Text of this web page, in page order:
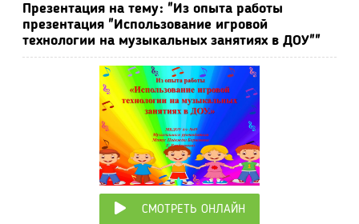
Презентация на тему: "Из опыта работы
презентация "Использование игровой
технологии на музыкальных занятиях в ДОУ""
СМОТРЕТЬ ОНЛАЙН